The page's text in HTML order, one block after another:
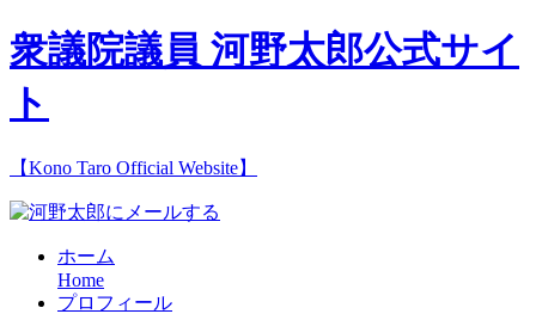
衆議院議員 河野太郎公式サイ
ト
【Kono Taro Official Website】
ホーム
Home
プロフィール